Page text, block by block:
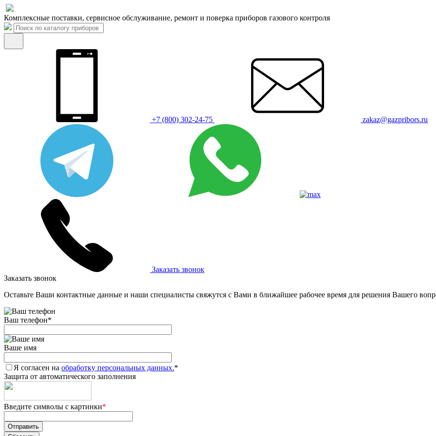
Комплексные поставки, сервисное обслуживание, ремонт и поверка приборов газового контроля
+7 (800) 302-24-75 zakaz@gazpribors.ru
Заказать звонок
Заказать звонок
Оставьте Ваши контактные данные и наши специалисты свяжутся с Вами в ближайшее рабочее время для решения Вашего
Ваш телефон*
Ваше имя
Я согласен на обработку персональных данных.*
Защита от автоматического заполнения
Введите символы с картинки*